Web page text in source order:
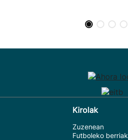
Kirolak
Zuzenean
Futboleko berriak